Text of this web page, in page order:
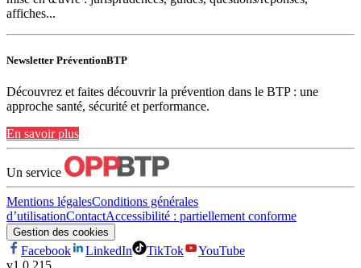
affiches...
Newsletter PréventionBTP
Découvrez et faites découvrir la prévention dans le BTP : une
approche santé, sécurité et performance.
En savoir plus
Un service
Mentions légalesConditions générales
d’utilisationContactAccessibilité : partiellement conforme
Gestion des cookies
Facebook LinkedIn TikTok
YouTube
v1.0.215